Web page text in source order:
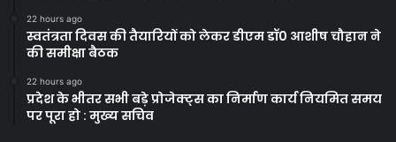
22 hours ago
स्वतंत्रता दिवस की तैयारियों को लेकर डीएम डॉ0 आशीष चौहान ने
की समीक्षा बैठक
22 hours ago
प्रदेश के भीतर सभी बड़े प्रोजेक्ट्स का निर्माण कार्य नियमित समय
पर पूरा हो : मुख्य सचिव